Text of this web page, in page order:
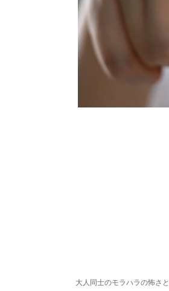
大人同士のモラハラの怖さ